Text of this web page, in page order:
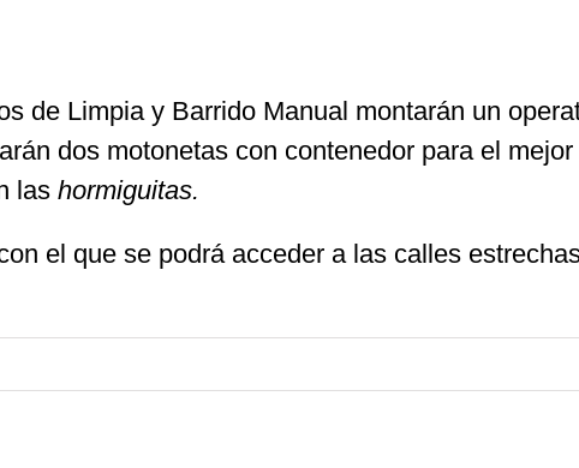
de Limpia y Barrido Manual montarán un
dos motonetas con contenedor para el
las hormiguitas.
el que se podrá acceder a las calles